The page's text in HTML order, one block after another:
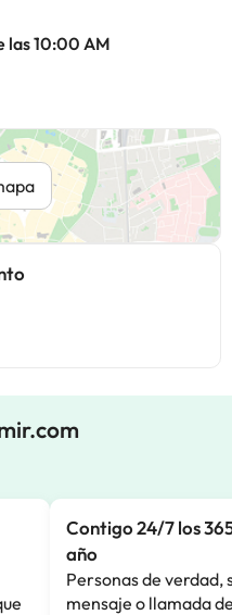
las 10:00 AM
Contigo 24/7 los
año
Personas de verdad,
mensaje o llamada